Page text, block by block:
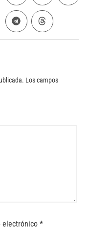
Los campos
electrónico *